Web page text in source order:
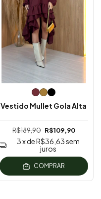
Vestido Mullet Gola Alta
R$189,90 R$109,90
3x deR$36,63sem
juros
COMPRAR